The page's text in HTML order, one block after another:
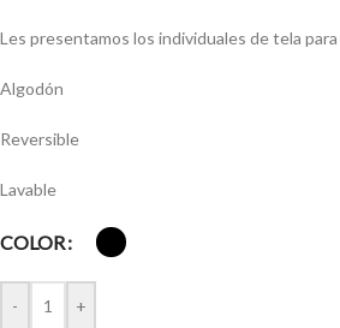
Les presentamos los individuales de tela
Algodón
Reversible
Lavable
COLOR
- +